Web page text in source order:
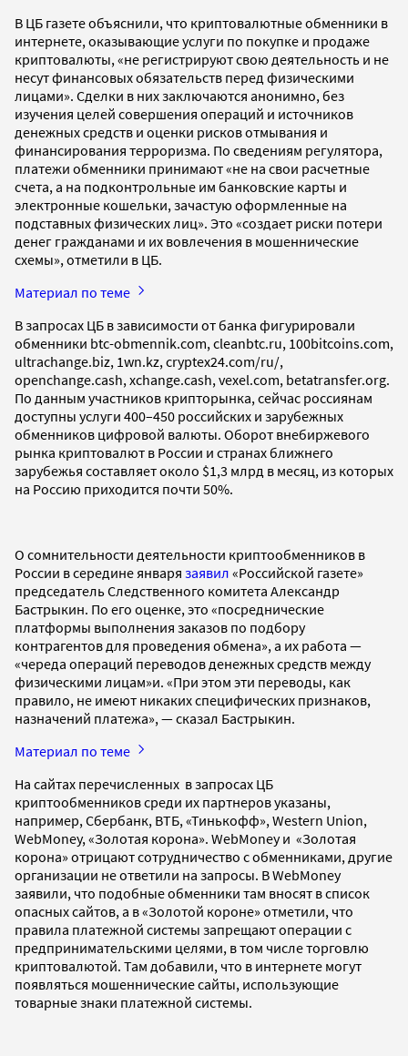
В ЦБ газете объяснили, что криптовалютные обменники в
интернете, оказывающие услуги по покупке и продаже
криптовалюты, «не регистрируют свою деятельность и не
несут финансовых обязательств перед физическими
лицами». Сделки в них заключаются анонимно, без
изучения целей совершения операций и источников
денежных средств и оценки рисков отмывания и
финансирования терроризма. По сведениям регулятора,
платежи обменники принимают «не на свои расчетные
счета, а на подконтрольные им банковские карты и
электронные кошельки, зачастую оформленные на
подставных физических лиц». Это «создает риски потери
денег гражданами и их вовлечения в мошеннические
схемы», отметили в ЦБ.
Материал по теме
В запросах ЦБ в зависимости от банка фигурировали
обменники btc-obmennik.com, cleanbtc.ru, 100bitcoins.com,
ultrachange.biz, 1wn.kz, cryptex24.com/ru/,
openchange.cash, xchange.cash, vexel.com, betatransfer.org.
По данным участников крипторынка, сейчас россиянам
доступны услуги 400–450 российских и зарубежных
обменников цифровой валюты. Оборот внебиржевого
рынка криптовалют в России и странах ближнего
зарубежья составляет около $1,3 млрд в месяц, из которых
на Россию приходится почти 50%.
О сомнительности деятельности криптообменников в
России в середине января заявил «Российской газете»
председатель Следственного комитета Александр
Бастрыкин. По его оценке, это «посреднические
платформы выполнения заказов по подбору
контрагентов для проведения обмена», а их работа —
«череда операций переводов денежных средств между
физическими лицам»и. «При этом эти переводы, как
правило, не имеют никаких специфических признаков,
назначений платежа», — сказал Бастрыкин.
Материал по теме
На сайтах перечисленных в запросах ЦБ
криптообменников среди их партнеров указаны,
например, Сбербанк, ВТБ, «Тинькофф», Western Union,
WebMoney, «Золотая корона». WebMoney и «Золотая
корона» отрицают сотрудничество с обменниками, другие
организации не ответили на запросы. В WebMoney
заявили, что подобные обменники там вносят в список
опасных сайтов, а в «Золотой короне» отметили, что
правила платежной системы запрещают операции с
предпринимательскими целями, в том числе торговлю
криптовалютой. Там добавили, что в интернете могут
появляться мошеннические сайты, использующие
товарные знаки платежной системы.